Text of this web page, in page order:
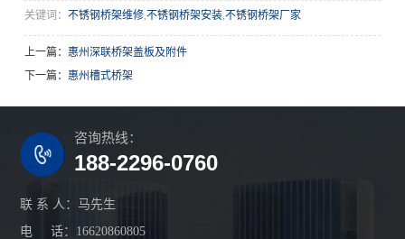
关键词：不锈钢桥架维修,不锈钢桥架安装,不锈钢桥架厂家
上一篇：惠州深联桥架盖板及附件
下一篇：惠州槽式桥架
咨询热线：
188-2296-0760
联 系 人：马先生
电 话：16620860805